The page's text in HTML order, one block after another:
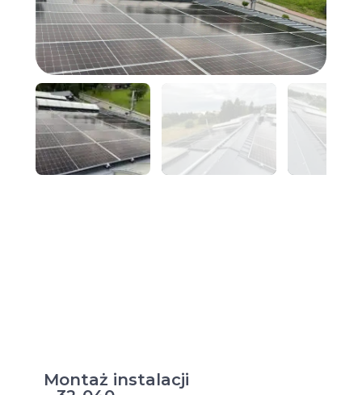
Montaż instalacji